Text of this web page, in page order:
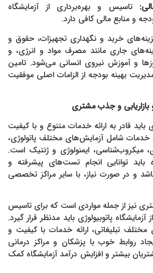
تاسیس و بهره‌برداری از آزمایشگاه
و منابع مالی کافی دارد.
خرید و نگهداری تجهیزات، حقوق و
جاری مانند مصرف مواد و انرژی، و
و آموزش نیروی انسانی می‌شود. تامین
بهینه بودجه از الزامات اصلی موفقیت
بازاریابی و جذب مشتری
باید قادر به ارائه خدمات متنوع و با کیفیت
خدمات شامل آزمایش‌های مختلف پاتولوژی،
میکروب‌شناسی، ایمنولوژی و ژنتیک است.
باید توانایی انجام تست‌های پیشرفته و
و در صورت نیاز، با سایر مراکز تخصصی
نیز از جمله مواردی است که برای تاسیس
پاتوبیولوژی باید مدنظر قرار گیرد.
تبلیغاتی، ارائه خدمات با کیفیت و
روابط خوب با پزشکان و مراکز درمانی
بیشتر و افزایش درآمد آزمایشگاه کمک